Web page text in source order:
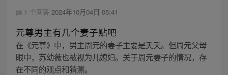
1 个回答 2024年10月04日 05:41
元尊男主有几个妻子贴吧
在《元尊》中，男主周元的妻子主要是夭夭。但周元父母
眼中，苏幼薇也被视为儿媳妇。关于周元妻子的情况，存
在不同的观点和猜测。